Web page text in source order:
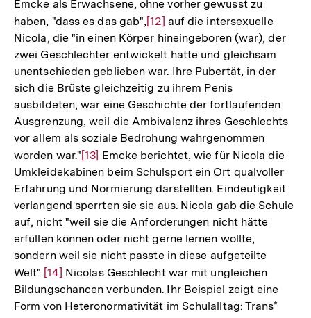
Emcke als Erwachsene, ohne vorher gewusst zu
haben, "dass es das gab",Zur
Auflösung
der
Fußnote
[12] auf die intersexuelle
Nicola, die "in einen Körper hineingeboren (war), der
zwei Geschlechter entwickelt hatte und gleichsam
unentschieden geblieben war. Ihre Pubertät, in der
sich die Brüste gleichzeitig zu ihrem Penis
ausbildeten, war eine Geschichte der fortlaufenden
Ausgrenzung, weil die Ambivalenz ihres Geschlechts
vor allem als soziale Bedrohung wahrgenommen
worden war."Zur
Auflösung
der
Fußnote
[13] Emcke berichtet, wie für Nicola die
Umkleidekabinen beim Schulsport ein Ort qualvoller
Erfahrung und Normierung darstellten. Eindeutigkeit
verlangend sperrten sie sie aus. Nicola gab die Schule
auf, nicht "weil sie die Anforderungen nicht hätte
erfüllen können oder nicht gerne lernen wollte,
sondern weil sie nicht passte in diese aufgeteilte
Welt". Zur
Auflösung
der
[14] Nicolas Geschlecht war mit ungleichen
Bildungschancen verbunden. Ihr Beispiel zeigt eine
Form von Heteronormativität im Schulalltag: Trans*